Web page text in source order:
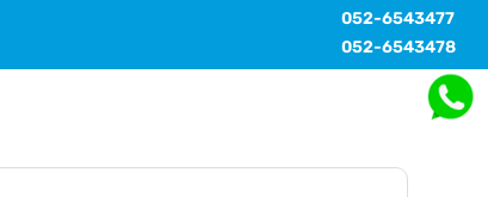
052-6543477
052-6543478